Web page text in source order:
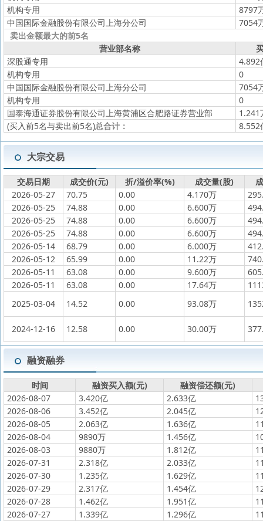
机构专用
8797
中国国际金融股份有限公司上海分公司
7054
卖出金额最大的前5名
营业部名称
深股通专用
4.892
机构专用
0
中国国际金融股份有限公司上海分公司
7054
机构专用
0
国泰海通证券股份有限公司上海黄浦区合肥路证券营业部
1.241
(买入前5名与卖出前5名)总合计： 8.552
大宗交易
交易日期 成交价(元) 折/溢价率(%) 成交量(股)
2026-05-27
70.75 0.00 4.170万
2026-05-25
74.88 0.00 6.600万
2026-05-25
74.88 0.00 6.600万
2026-05-25
74.88 0.00 6.600万
2026-05-14
68.79 0.00 6.000万
2026-05-12
65.99 0.00 11.22万
2026-05-11
63.08 0.00 9.600万
2026-05-11
63.08 0.00 17.64万
2025-03-04
14.52 0.00 93.08万
2024-12-16 12.58 0.00 30.00万
融资融券
时间 融资买入额(元)
融资偿还额(元)
2026-08-07
3.420亿 2.633亿
2026-08-06
3.452亿 2.045亿
2026-08-05
2.063亿 1.636亿
2026-08-04
9890万 1.456亿
2026-08-03
9880万 1.812亿
2026-07-31
2.318亿 2.033亿
2026-07-30
1.235亿 1.629亿
2026-07-29
2.317亿 1.454亿
2026-07-28
1.462亿 1.951亿
2026-07-27
1.339亿 1.296亿